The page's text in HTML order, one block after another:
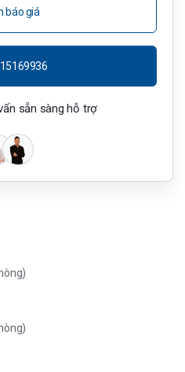
báo giá
sẵn sàng hỗ trợ